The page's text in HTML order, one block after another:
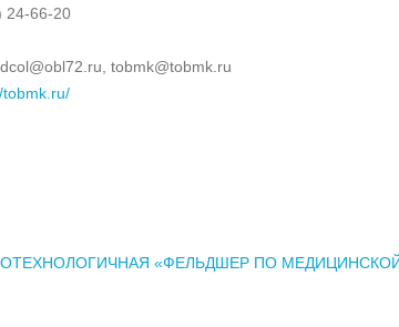
24-66-20
tobmk@tobmk.ru
tobmk.ru/
«ФЕЛЬДШЕР ПО